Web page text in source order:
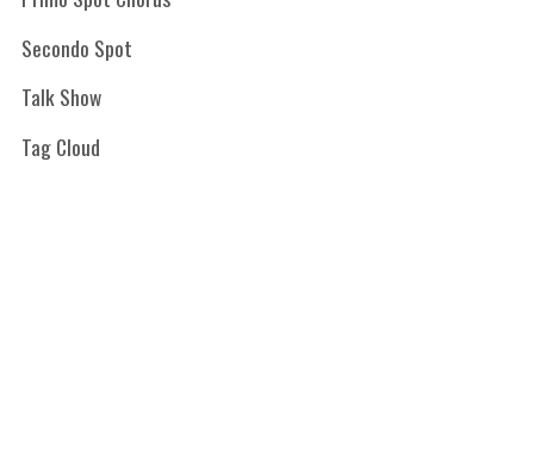
Secondo Spot
Talk Show
Tag Cloud